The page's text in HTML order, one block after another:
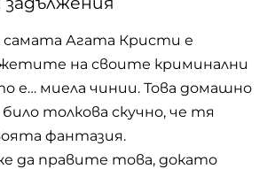
самата Агата Кристи е
на своите криминални
е… миела чинии. Това домашно
толкова скучно, че тя
фантазия.
да правите това, докато